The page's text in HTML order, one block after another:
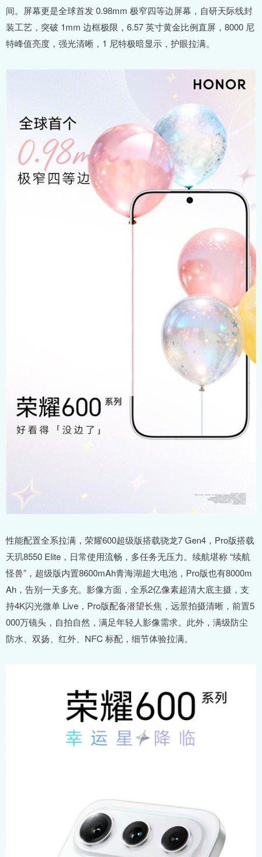
间。屏幕更是全球首发 0.98mm 极窄四等边屏幕，自研天际线封
装工艺，突破 1mm 边框极限，6.57 英寸黄金比例直屏，8000 尼
特峰值亮度，强光清晰，1 尼特极暗显示，护眼拉满。
性能配置全系拉满，荣耀600超级版搭载骁龙7 Gen4，Pro版搭载
天玑8550 Elite，日常使用流畅，多任务无压力。续航堪称 “续航
怪兽”，超级版内置8600mAh青海湖超大电池，Pro版也有8000m
Ah，告别一天多充。影像方面，全系2亿像素超清大底主摄，支
持4K闪光微单 Live，Pro版配备潜望长焦，远景拍摄清晰，前置5
000万镜头，自拍自然，满足年轻人影像需求。此外，满级防尘
防水、双扬、红外、NFC 标配，细节体验拉满。